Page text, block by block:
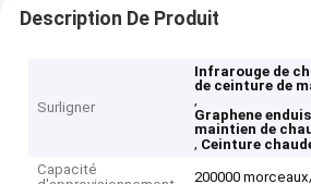
Description De Produit
Surligner
Infrarouge de
de ceinture de
,
Graphene
maintien de
, Ceinture
Capacité
200000